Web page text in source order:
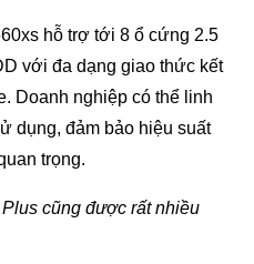
hỗ trợ tới 8 ổ cứng 2.5
với đa dạng giao thức kết
Doanh nghiệp có thể linh
dụng, đảm bảo hiệu suất
trọng.
Plus cũng được rất nhiều